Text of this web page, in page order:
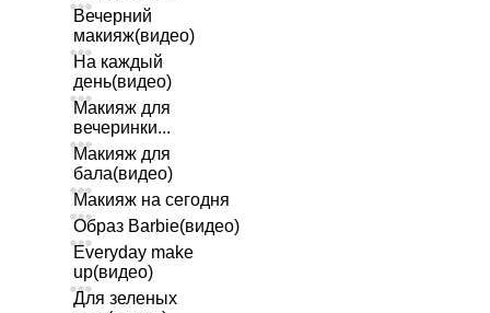
Вечерний
макияж(видео)
На каждый
день(видео)
Макияж для
вечеринки...
Макияж для
бала(видео)
Макияж на сегодня
Образ Barbie(видео)
Everyday make
up(видео)
Для зеленых